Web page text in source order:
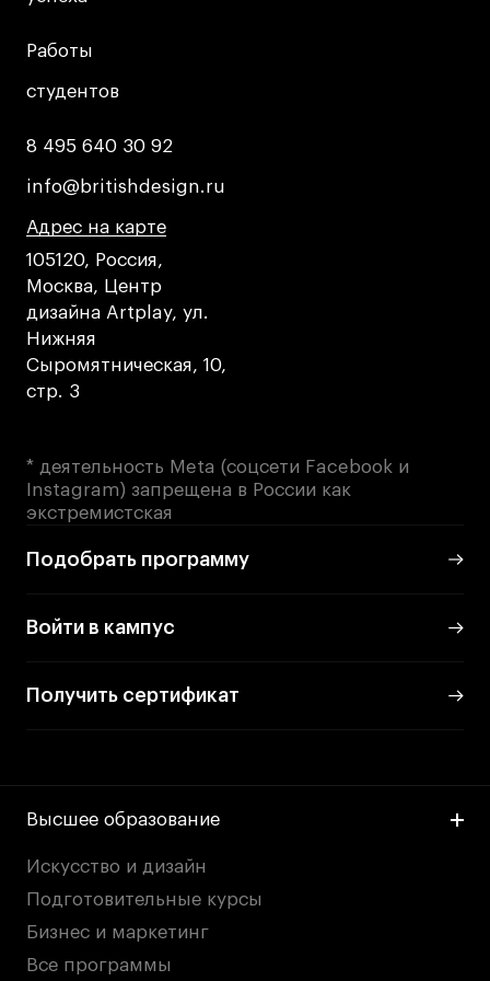
Ресурсы
Вакансии
Контакты
Поступающим
Условия поступления
Стоимость обучения
Вопросы и ответы
Карьера
Центр карьеры
Конкурсы
Работы
студентов
Работы
студентов
8 495 640 30 92
8 495 640 30 92
info@britishdesign.ru
info@britishdesign.ru
Адрес на карте
Адрес на карте
Адрес на карте
105120, Россия,
Москва, Центр
дизайна Artplay, ул.
Нижняя
Сыромятническая, 10,
стр. 3
* деятельность Meta (соцсети Facebook и
Instagram) запрещена в России как
экстремистская
Подобрать программу
Войти в кампус
Получить сертификат
Высшее образование
Искусство и дизайн
Подготовительные курсы
Бизнес и маркетинг
Все программы